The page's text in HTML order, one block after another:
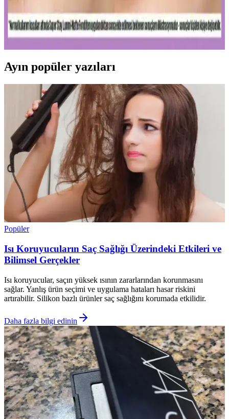
dayanıklı formülleriyle gün boyu tazelik sağlar. Cilt tipine uygun
seçenekler ve doğru uygulama ipuçlarıyla makyajınızı
mükemmelleştirin.
Ayın popüler yazıları
Popüler
Isı Koruyucuların Saç Sağlığı Üzerindeki Etkileri ve
Bilimsel Gerçekler
Isı koruyucular, saçın yüksek ısının zararlarından korunmasını
sağlar. Yanlış ürün seçimi ve uygulama hataları hasar riskini
artırabilir. Silikon bazlı ürünler saç sağlığını korumada etkilidir.
Daha fazla bilgi edinin